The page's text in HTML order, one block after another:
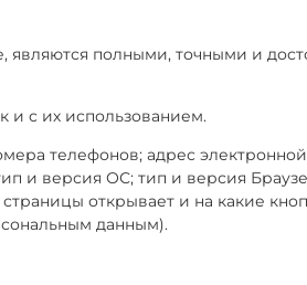
являются полными, точными и
и с их использованием.
телефонов; адрес
и версия ОС; тип и версия
открывает и на какие
данным).